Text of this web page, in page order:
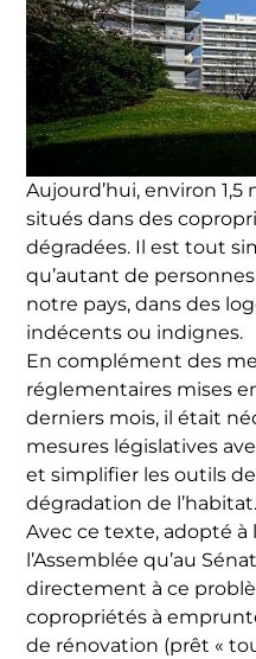
Aujourd’hui, environ
situés dans des
dégradées. Il est tout
qu’autant de
notre pays, dans des
indécents ou indignes.
En complément des
réglementaires mises
derniers mois, il était
mesures législatives
et simplifier les outils
dégradation de l’habitat.
Avec ce texte, adopté
l’Assemblée qu’au
directement à ce
copropriétés à
de rénovation (prêt «